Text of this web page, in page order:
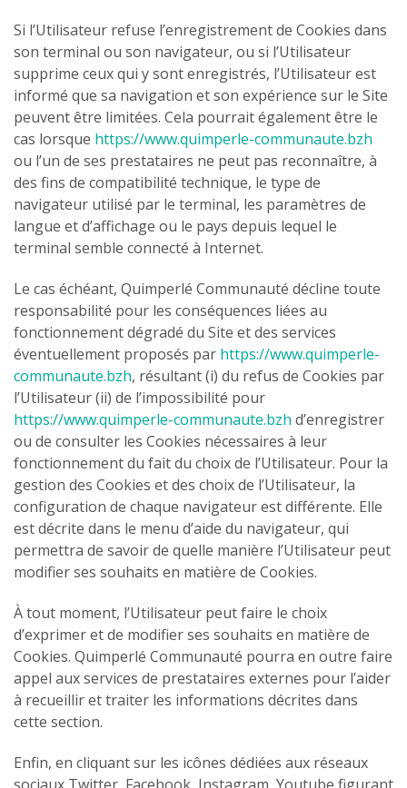
Si l’Utilisateur refuse l’enregistrement de Cookies dans
son terminal ou son navigateur, ou si l’Utilisateur
supprime ceux qui y sont enregistrés, l’Utilisateur est
informé que sa navigation et son expérience sur le Site
peuvent être limitées. Cela pourrait également être le
cas lorsque https://www.quimperle-communaute.bzh
ou l’un de ses prestataires ne peut pas reconnaître, à
des fins de compatibilité technique, le type de
navigateur utilisé par le terminal, les paramètres de
langue et d’affichage ou le pays depuis lequel le
terminal semble connecté à Internet.
Le cas échéant, Quimperlé Communauté décline toute
responsabilité pour les conséquences liées au
fonctionnement dégradé du Site et des services
éventuellement proposés par https://www.quimperle-
communaute.bzh, résultant (i) du refus de Cookies par
l’Utilisateur (ii) de l’impossibilité pour
https://www.quimperle-communaute.bzh d’enregistrer
ou de consulter les Cookies nécessaires à leur
fonctionnement du fait du choix de l’Utilisateur. Pour la
gestion des Cookies et des choix de l’Utilisateur, la
configuration de chaque navigateur est différente. Elle
est décrite dans le menu d’aide du navigateur, qui
permettra de savoir de quelle manière l’Utilisateur peut
modifier ses souhaits en matière de Cookies.
À tout moment, l’Utilisateur peut faire le choix
d’exprimer et de modifier ses souhaits en matière de
Cookies. Quimperlé Communauté pourra en outre faire
appel aux services de prestataires externes pour l’aider
à recueillir et traiter les informations décrites dans
cette section.
Enfin, en cliquant sur les icônes dédiées aux réseaux